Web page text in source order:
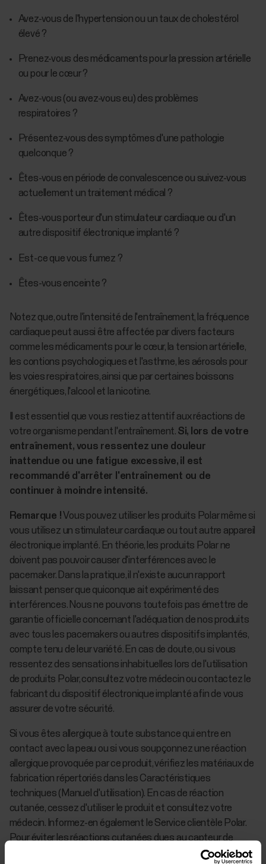
Avez-vous de l'hypertension ou un taux de cholestérol
élevé ?
Prenez-vous des médicaments pour la pression artérielle
ou pour le cœur ?
Avez-vous (ou avez-vous eu) des problèmes
respiratoires ?
Présentez-vous des symptômes d'une pathologie
quelconque ?
Êtes-vous en période de convalescence ou suivez-vous
actuellement un traitement médical ?
Êtes-vous porteur d'un stimulateur cardiaque ou d'un
autre dispositif électronique implanté ?
Est-ce que vous fumez ?
Êtes-vous enceinte ?
Notez que, outre l'intensité de l'entraînement, la fréquence
cardiaque peut aussi être affectée par divers facteurs
comme les médicaments pour le cœur, la tension artérielle,
les contions psychologiques et l'asthme, les aérosols pour
les voies respiratoires, ainsi que par certaines boissons
énergétiques, l'alcool et la nicotine.
Il est essentiel que vous restiez attentif aux réactions de
votre organisme pendant l'entraînement. Si, lors de votre
entraînement, vous ressentez une douleur
inattendue ou une fatigue excessive, il est
recommandé d'arrêter l'entraînement ou de
continuer à moindre intensité.
Remarque ! Vous pouvez utiliser les produits Polar même si
vous utilisez un stimulateur cardiaque ou tout autre appareil
électronique implanté. En théorie, les produits Polar ne
doivent pas pouvoir causer d'interférences avec le
pacemaker. Dans la pratique, il n'existe aucun rapport
laissant penser que quiconque ait expérimenté des
interférences. Nous ne pouvons toutefois pas émettre de
garantie officielle concernant l'adéquation de nos produits
avec tous les pacemakers ou autres dispositifs implantés,
compte tenu de leur variété. En cas de doute, ou si vous
ressentez des sensations inhabituelles lors de l'utilisation
de produits Polar, consultez votre médecin ou contactez le
fabricant du dispositif électronique implanté afin de vous
assurer de votre sécurité.
Si vous êtes allergique à toute substance qui entre en
contact avec la peau ou si vous soupçonnez une réaction
allergique provoquée par ce produit, vérifiez les matériaux de
fabrication répertoriés dans les Caractéristiques
techniques (Manuel d'utilisation). En cas de réaction
cutanée, cessez d'utiliser le produit et consultez votre
médecin. Informez-en également le Service clientèle Polar.
Pour éviter les réactions cutanées dues au capteur de
fréquence cardiaque, ne le portez pas à même la peau, mais